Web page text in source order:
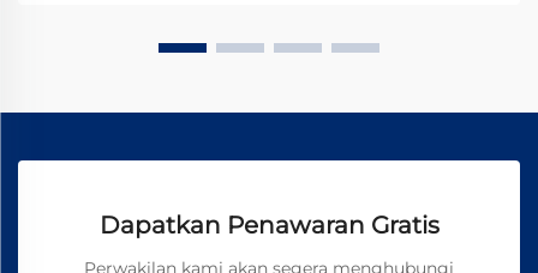
Dapatkan Penawaran Gratis
Perwakilan kami akan segera menghubungi